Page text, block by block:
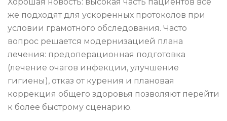
же подходят для ускоренных протоколов при
условии грамотного обследования. Часто
вопрос решается модернизацией плана
лечения: предоперационная подготовка
(лечение очагов инфекции, улучшение
гигиены), отказ от курения и плановая
коррекция общего здоровья позволяют перейти
к более быстрому сценарию.